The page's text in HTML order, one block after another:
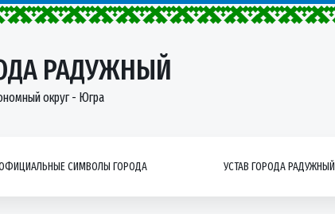
РАДУЖНЫЙ
округ - Югра
СИМВОЛЫ ГОРОДА УСТАВ ГОРОДА РАДУЖНЫЙ